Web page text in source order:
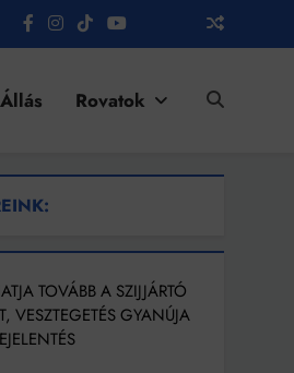
Állás Rovatok
TOVÁBB A SZIJJÁRTÓ
VESZTEGETÉS GYANÚJA